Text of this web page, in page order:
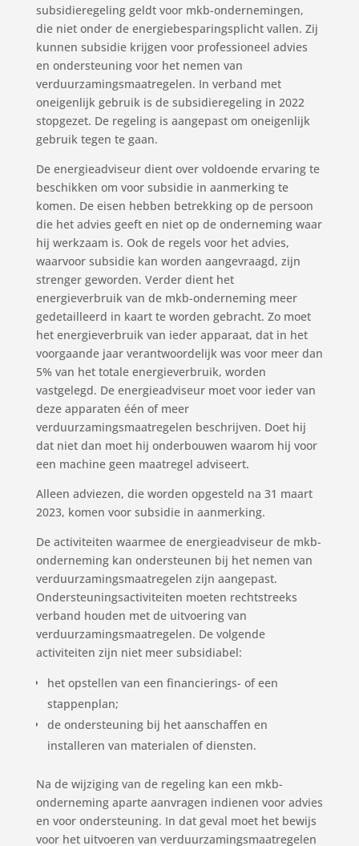
subsidieregeling geldt voor mkb-ondernemingen,
die niet onder de energiebesparingsplicht vallen. Zij
kunnen subsidie krijgen voor professioneel advies
en ondersteuning voor het nemen van
verduurzamingsmaatregelen. In verband met
oneigenlijk gebruik is de subsidieregeling in 2022
stopgezet. De regeling is aangepast om oneigenlijk
gebruik tegen te gaan.
De energieadviseur dient over voldoende ervaring te
beschikken om voor subsidie in aanmerking te
komen. De eisen hebben betrekking op de persoon
die het advies geeft en niet op de onderneming waar
hij werkzaam is. Ook de regels voor het advies,
waarvoor subsidie kan worden aangevraagd, zijn
strenger geworden. Verder dient het
energieverbruik van de mkb-onderneming meer
gedetailleerd in kaart te worden gebracht. Zo moet
het energieverbruik van ieder apparaat, dat in het
voorgaande jaar verantwoordelijk was voor meer dan
5% van het totale energieverbruik, worden
vastgelegd. De energieadviseur moet voor ieder van
deze apparaten één of meer
verduurzamingsmaatregelen beschrijven. Doet hij
dat niet dan moet hij onderbouwen waarom hij voor
een machine geen maatregel adviseert.
Alleen adviezen, die worden opgesteld na 31 maart
2023, komen voor subsidie in aanmerking.
De activiteiten waarmee de energieadviseur de mkb-
onderneming kan ondersteunen bij het nemen van
verduurzamingsmaatregelen zijn aangepast.
Ondersteuningsactiviteiten moeten rechtstreeks
verband houden met de uitvoering van
verduurzamingsmaatregelen. De volgende
activiteiten zijn niet meer subsidiabel:
het opstellen van een financierings- of een
stappenplan;
de ondersteuning bij het aanschaffen en
installeren van materialen of diensten.
Na de wijziging van de regeling kan een mkb-
onderneming aparte aanvragen indienen voor advies
en voor ondersteuning. In dat geval moet het bewijs
voor het uitvoeren van verduurzamingsmaatregelen